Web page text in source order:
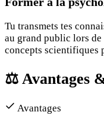
Tu transmets tes
au grand public lors
concepts scientifiques
⚖️ Avantages
Avantages